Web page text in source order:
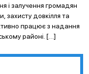
і залучення громадян
захисту довкілля та
працює з надання
районі. […]